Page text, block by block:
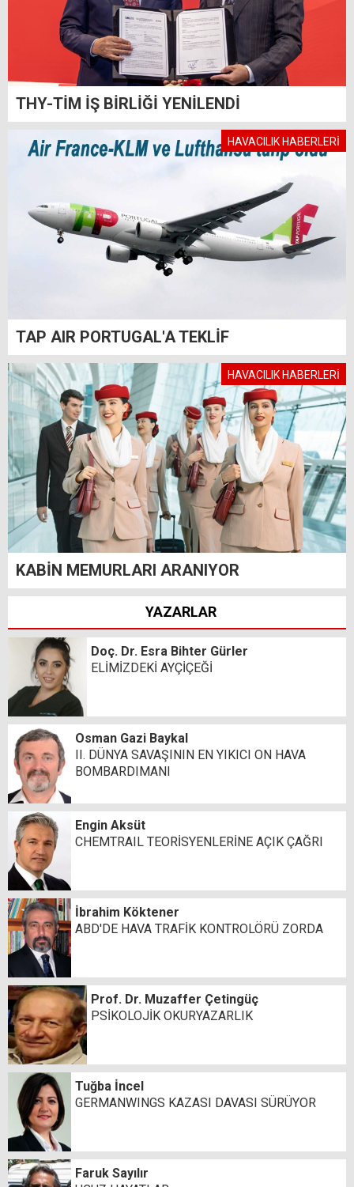
THY-TİM İŞ BİRLİĞİ YENİLENDİ
HAVACILIK HABERLERİ
TAP AIR PORTUGAL'A TEKLİF
HAVACILIK HABERLERİ
KABİN MEMURLARI ARANIYOR
YAZARLAR
Doç. Dr. Esra Bihter Gürler
ELİMİZDEKİ AYÇİÇEĞİ
Osman Gazi Baykal
II. DÜNYA SAVAŞININ EN YIKICI ON HAVA
BOMBARDIMANI
Engin Aksüt
CHEMTRAIL TEORİSYENLERİNE AÇIK ÇAĞRI
İbrahim Köktener
ABD'DE HAVA TRAFİK KONTROLÖRÜ ZORDA
Prof. Dr. Muzaffer Çetingüç
PSİKOLOJİK OKURYAZARLIK
Tuğba İncel
GERMANWINGS KAZASI DAVASI SÜRÜYOR
Faruk Sayılır